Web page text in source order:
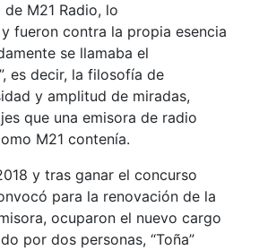
M21 Radio, lo
fueron contra la propia esencia
se llamaba el
es decir, la filosofía de
y amplitud de miradas,
que una emisora de radio
M21 contenía.
y tras ganar el concurso
para la renovación de la
ocuparon el nuevo cargo
por dos personas, “Toña”